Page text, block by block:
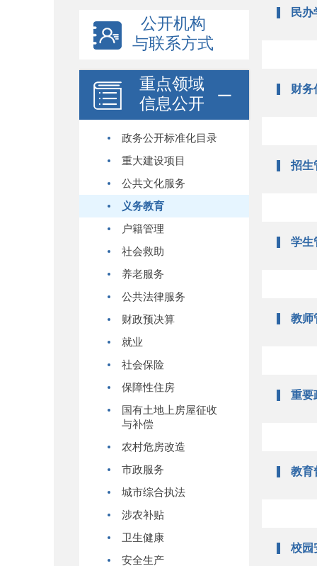
公开机构
与联系方式
重点领域
信息公开
政务公开标准化目录
重大建设项目
公共文化服务
义务教育
户籍管理
社会救助
养老服务
公共法律服务
财政预决算
就业
社会保险
保障性住房
国有土地上房屋征收
与补偿
农村危房改造
市政服务
城市综合执法
涉农补贴
卫生健康
安全生产
民
财务
招生
学生
教师
重要
教育
校园